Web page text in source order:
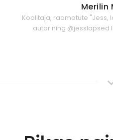
Merilin
Koolitaja, raamatute "Jess,
autor ning